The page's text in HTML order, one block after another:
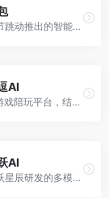
字节跳动推出的智能对话助手平台，提供文本创作、知识问答、英语学习等多种AI服务。面向普通用户和内容创作者，支持多轮对话和文件解析，免费使用，响应速度快，中文理解能力强。
AI
AI游戏陪玩平台，结合游戏理解和自然语言交互技术。面向游戏玩家，提供游戏攻略、陪玩互动、社交聊天等服务，游戏知识丰富，互动体验有趣。
AI
阶跃星辰研发的多模态大模型平台，支持文本、图像、视频的综合理解与生成。面向创作者和企业客户，提供内容创作、智能分析等服务，多模态能力突出。